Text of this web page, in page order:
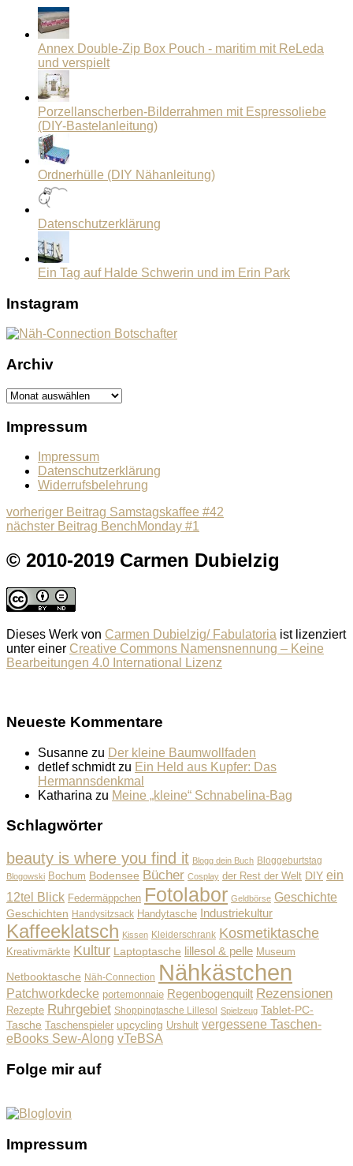
Annex Double-Zip Box Pouch - maritim mit ReLeda
und verspielt
Porzellanscherben-Bilderrahmen mit Espressoliebe
(DIY-Bastelanleitung)
Ordnerhülle (DIY Nähanleitung)
Datenschutzerklärung
Ein Tag auf Halde Schwerin und im Erin Park
Instagram
Archiv
Archiv
Impressum
Impressum
Datenschutzerklärung
Widerrufsbelehrung
Beitragsnavigation
vorheriger Beitrag Previous
post:
Samstagskaffee #42
nächster Beitrag Next
BenchMonday #1
© 2010-2019 Carmen Dubielzig
Dieses Werk von Carmen Dubielzig/ Fabulatoria ist lizenziert
unter einer Creative Commons Namensnennung – Keine
Bearbeitungen 4.0 International Lizenz
Neueste Kommentare
Susanne zu Der kleine Baumwollfaden
detlef schmidtzu Ein Held aus Kupfer: Das
Hermannsdenkmal
Katharina zu Meine „kleine“ Schnabelina-Bag
Schlagwörter
beauty is where you find it Blogg dein Buch Bloggeburtstag
Blogowski Bochum Bodensee Bücher Cosplay der Rest der Welt DIY ein
12tel Blick Federmäppchen Fotolabor Geldbörse Geschichte
Geschichten Handysitzsack Handytasche Industriekultur
Kaffeeklatsch Kissen Kleiderschrank Kosmetiktasche
Kreativmärkte Kultur Laptoptasche lillesol & pelle Museum
Netbooktasche Näh-Connection Nähkästchen
Patchworkdecke portemonnaie Regenbogenquilt Rezensionen
Rezepte Ruhrgebiet Shoppingtasche Lillesol Spielzeug Tablet-PC-
Tasche Taschenspieler upcycling Urshult vergessene Taschen-
eBooks Sew-Along vTeBSA
Folge mir auf
Impressum